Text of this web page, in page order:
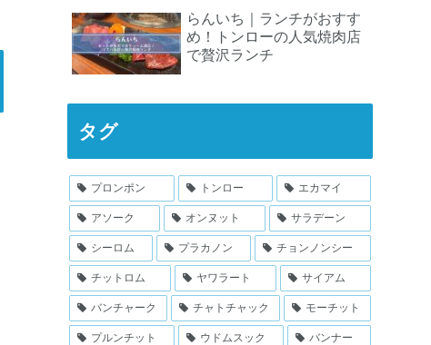
らんいち｜ランチがおすす
め！トンローの人気焼肉店
で贅沢ランチ
タグ
プロンポン トンロー エカマイ
アソーク オンヌット サラデーン
シーロム プラカノン チョンノンシー
チットロム ヤワラート サイアム
バンチャーク チャトチャック モーチット
プルンチット ウドムスック バンナー